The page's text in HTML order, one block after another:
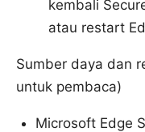
kembali
atau restart
Sumber daya dan
untuk pembaca)
Microsoft Edge